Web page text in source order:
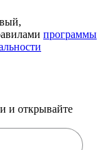
программы
и открывайте